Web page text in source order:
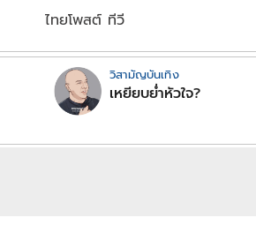
ไทยโพสต์ ทีวี
วิสามัญบันเทิง
เหยียบย่ำหัวใจ?